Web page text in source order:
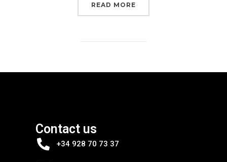
READ MORE
Contact us
+34 928 70 73 37